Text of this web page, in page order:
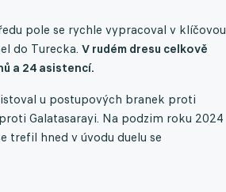
pole se rychle vypracoval v klíčovou
do Turecka. V rudém dresu celkově
a 24 asistencí.
u postupových branek proti
Galatasarayi. Na podzim roku 2024
trefil hned v úvodu duelu se